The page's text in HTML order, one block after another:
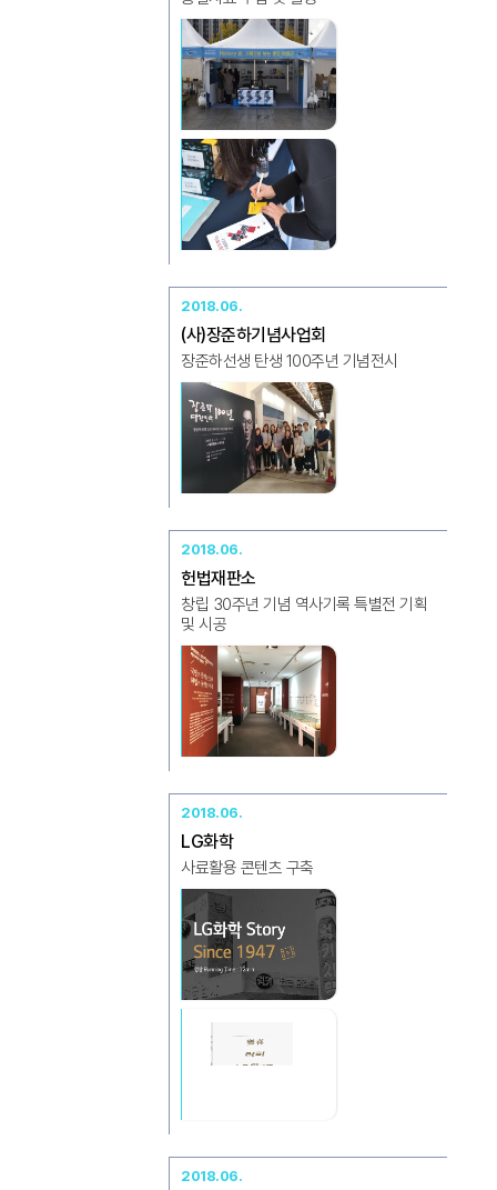
2018.06.
(사)장준하기념사업회
장준하선생 탄생 100주년 기념전시
2018.06.
헌법재판소
창립 30주년 기념 역사기록 특별전 기획
및 시공
2018.06.
LG화학
사료활용 콘텐츠 구축
2018.06.